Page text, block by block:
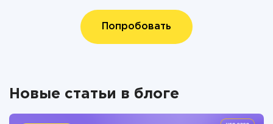
Попробовать
Новые статьи в блоге